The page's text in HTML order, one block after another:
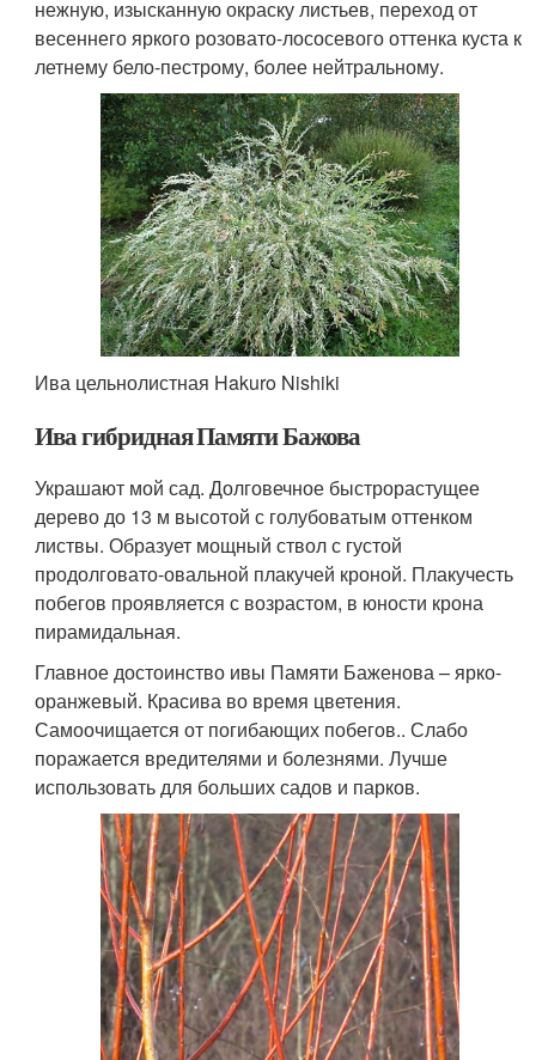
нежную, изысканную окраску листьев, переход от
весеннего яркого розовато-лососевого оттенка куста к
летнему бело-пестрому, более нейтральному.
Ива цельнолистная Hakuro Nishiki
Ива гибридная Памяти Бажова
Украшают мой сад. Долговечное быстрорастущее
дерево до 13 м высотой с голубоватым оттенком
листвы. Образует мощный ствол с густой
продолговато-овальной плакучей кроной. Плакучесть
побегов проявляется с возрастом, в юности крона
пирамидальная.
Главное достоинство ивы Памяти Баженова – ярко-
оранжевый. Красива во время цветения.
Самоочищается от погибающих побегов.. Слабо
поражается вредителями и болезнями. Лучше
использовать для больших садов и парков.